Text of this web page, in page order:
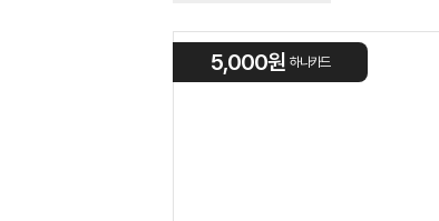
5,000원 하나카드